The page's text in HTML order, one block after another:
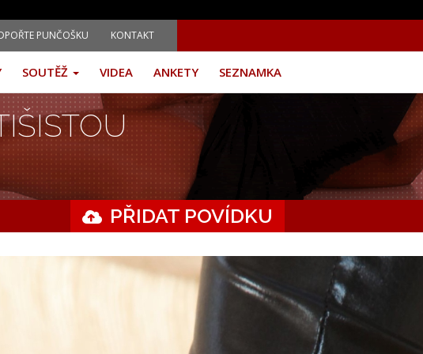
PUNČOŠKU KONTAKT
SOUTĚŽ VIDEA ANKETY SEZNAMKA
PŘIDAT POVÍDKU